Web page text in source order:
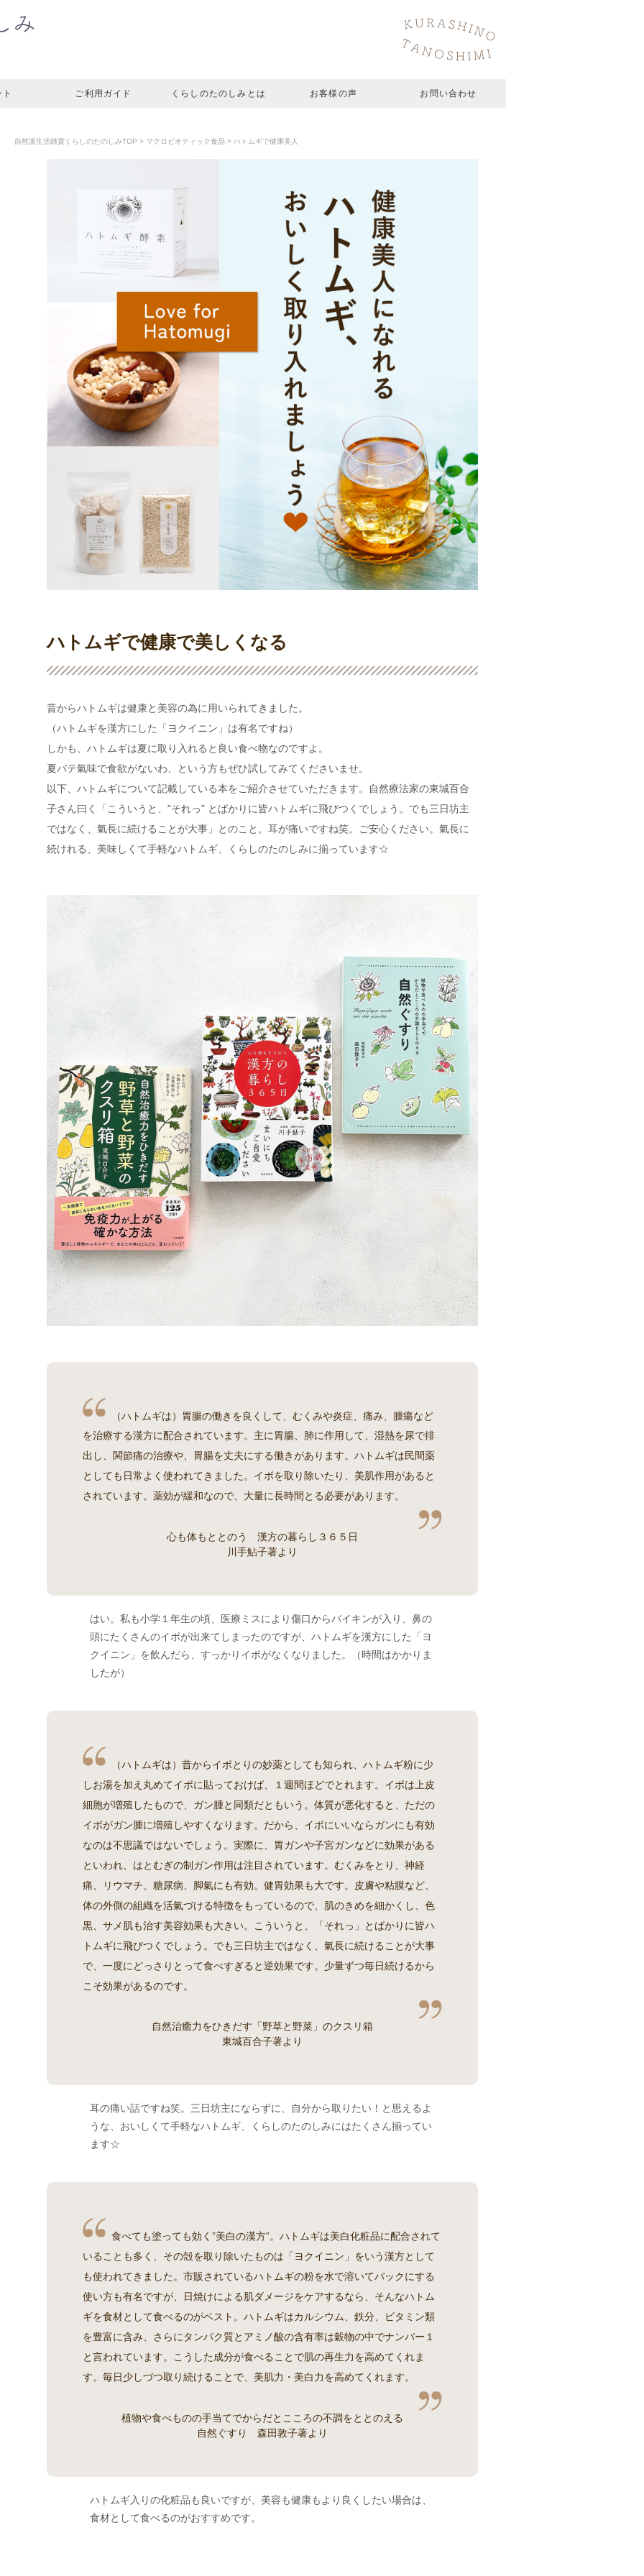
ご利用ガイド くらしのたのしみとは お客様の声 お問い合わせ
自然派生活雑貨くらしのたのしみTOP > マクロビオティック食品 > ハトムギで健康美人
ハトムギで健康で美しくなる
昔からハトムギは健康と美容の為に用いられてきました。
（ハトムギを漢方にした「ヨクイニン」は有名ですね）
しかも、ハトムギは夏に取り入れると良い食べ物なのですよ。
夏バテ氣味で食欲がないわ、という方もぜひ試してみてくださいませ。
以下、ハトムギについて記載している本をご紹介させていただきます。自然療法家の東城百合
子さん曰く「こういうと、"それっ" とばかりに皆ハトムギに飛びつくでしょう。でも三日坊主
ではなく、氣長に続けることが大事」とのこと。耳が痛いですね笑。ご安心ください。氣長に
続けれる、美味しくて手軽なハトムギ、くらしのたのしみに揃っています☆
（ハトムギは）胃腸の働きを良くして、むくみや炎症、痛み、腫瘍など
を治療する漢方に配合されています。主に胃腸、肺に作用して、湿熱を尿で排
出し、関節痛の治療や、胃腸を丈夫にする働きがあります。ハトムギは民間薬
としても日常よく使われてきました。イボを取り除いたり、美肌作用があると
されています。薬効が緩和なので、大量に長時間とる必要があります。
心も体もととのう 漢方の暮らし３６５日
川手鮎子著より
はい。私も小学１年生の頃、医療ミスにより傷口からバイキンが入り、鼻の
頭にたくさんのイボが出来てしまったのですが、ハトムギを漢方にした「ヨ
クイニン」を飲んだら、すっかりイボがなくなりました。（時間はかかりま
したが）
（ハトムギは）昔からイボとりの妙薬としても知られ、ハトムギ粉に少
しお湯を加え丸めてイボに貼っておけば、１週間ほどでとれます。イボは上皮
細胞が増殖したもので、ガン腫と同類だともいう。体質が悪化すると、ただの
イボがガン腫に増殖しやすくなります。だから、イボにいいならガンにも有効
なのは不思議ではないでしょう。実際に、胃ガンや子宮ガンなどに効果がある
といわれ、はとむぎの制ガン作用は注目されています。むくみをとり、神経
痛、リウマチ、糖尿病、脚氣にも有効。健胃効果も大です。皮膚や粘膜など、
体の外側の組織を活氣づける特徴をもっているので、肌のきめを細かくし、色
黒、サメ肌も治す美容効果も大きい。こういうと、「それっ」とばかりに皆ハ
トムギに飛びつくでしょう。でも三日坊主ではなく、氣長に続けることが大事
で、一度にどっさりとって食べすぎると逆効果です。少量ずつ毎日続けるから
こそ効果があるのです。
自然治癒力をひきだす「野草と野菜」のクスリ箱
東城百合子著より
耳の痛い話ですね笑。三日坊主にならずに、自分から取りたい！と思えるよ
うな、おいしくて手軽なハトムギ、くらしのたのしみにはたくさん揃ってい
ます☆
食べても塗っても効く”美白の漢方”。ハトムギは美白化粧品に配合されて
いることも多く、その殻を取り除いたものは「ヨクイニン」をいう漢方として
も使われてきました。市販されているハトムギの粉を水で溶いてパックにする
使い方も有名ですが、日焼けによる肌ダメージをケアするなら、そんなハトム
ギを食材として食べるのがベスト。ハトムギはカルシウム、鉄分、ビタミン類
を豊富に含み、さらにタンパク質とアミノ酸の含有率は穀物の中でナンバー１
と言われています。こうした成分が食べることで肌の再生力を高めてくれま
す。毎日少しづつ取り続けることで、美肌力・美白力を高めてくれます。
植物や食べものの手当てでからだとこころの不調をととのえる
自然ぐすり 森田敦子著より
ハトムギ入りの化粧品も良いですが、美容も健康もより良くしたい場合は、
食材として食べるのがおすすめです。